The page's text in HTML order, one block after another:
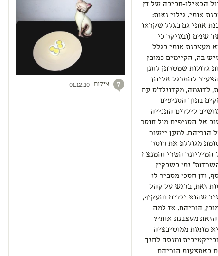
הכאילו-חביבה של דן
אותי. גילוי נאות:
אותי גם בגלל שקראו
שנים (ובעיקר כי
מעצבנת אותי בגלל
בה, הקיימים כמובן
גדולות שמטרתן לחנך
להתרגל אליהן
לדוגמה, מקדונלד'ס עם
בתוך הסניפים
לילדים התנייה
אל הסניפים מול חוסר
הוריהם. למען יישור
מגוללת את חוסר
המיליונר הטרי והמנצח
נתן בשבקין
ודן חסכן מסביר לו
זאת, בדגש על קהל
שהוא ילדים והעקיף,
הוריהם. אז למה
מעצבנת אותי?
מונעת ממוטיבציה
ומנסה לחנך
באמצעות הוריהם
7 צילום 01.12.10